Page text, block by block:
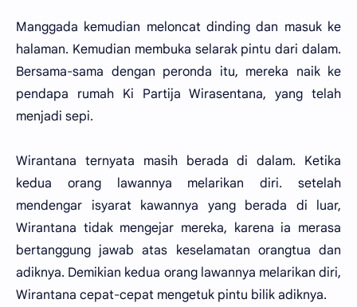
Manggada kemudian meloncat dinding dan masuk ke
halaman. Kemudian membuka selarak pintu dari dalam.
Bersama-sama dengan peronda itu, mereka naik ke
pendapa rumah Ki Partija Wirasentana, yang telah
menjadi sepi.
Wirantana ternyata masih berada di dalam. Ketika
kedua orang lawannya melarikan diri. setelah
mendengar isyarat kawannya yang berada di luar,
Wirantana tidak mengejar mereka, karena ia merasa
bertanggung jawab atas keselamatan orangtua dan
adiknya. Demikian kedua orang lawannya melarikan diri,
Wirantana cepat-cepat mengetuk pintu bilik adiknya.